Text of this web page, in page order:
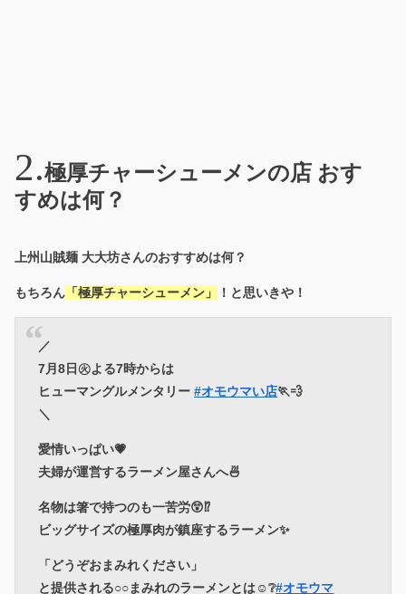
極厚チャーシューメンの店 おす
すめは何？
上州山賊麺 大大坊さんのおすすめは何？
もちろん 「極厚チャーシューメン」 ！と思いきや！
／
7月8日㊋よる7時からは
ヒューマングルメンタリー#オモウマい店🏃💨
＼
愛情いっぱい💗
夫婦が運営するラーメン屋さんへ🍜
名物は箸で持つのも一苦労😲⁉
ビッグサイズの極厚肉が鎮座するラーメン✨
「どうぞおまみれください」
と提供される○○まみれのラーメンとは☺❔#オモウマ